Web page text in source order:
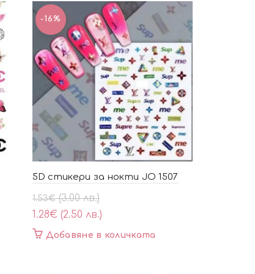
-16%
5D стикери за нокти JO 1507
1.53€ (3.00 лв.)
Original
price
was:
1.53€
1.28€ (2.50 лв.)
Текущата
цена
е:
1.28€
Добавяне в количката